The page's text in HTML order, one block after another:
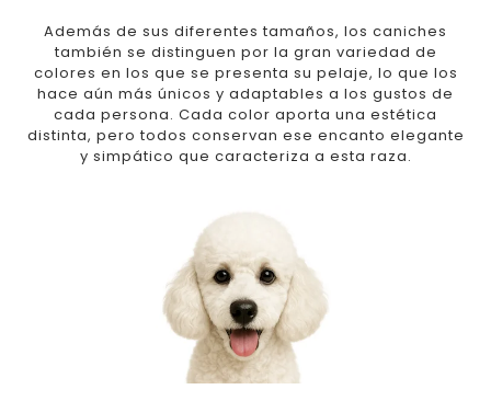
Además de sus diferentes tamaños, los caniches
también se distinguen por la gran variedad de
colores en los que se presenta su pelaje, lo que los
hace aún más únicos y adaptables a los gustos de
cada persona. Cada color aporta una estética
distinta, pero todos conservan ese encanto elegante
y simpático que caracteriza a esta raza.